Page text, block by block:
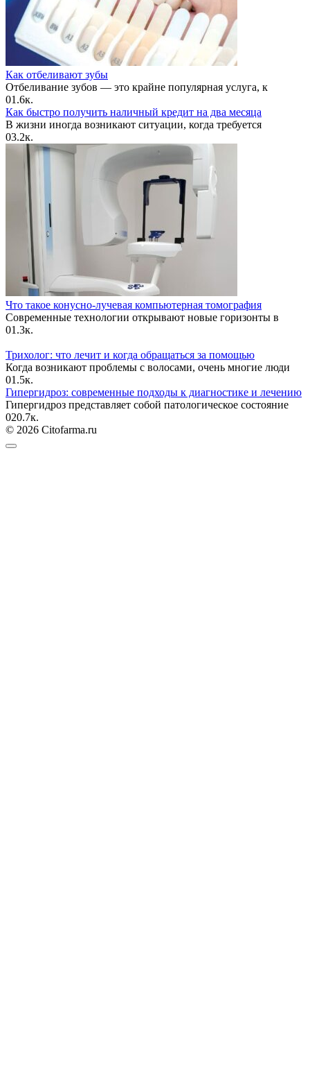
Как отбеливают зубы
Отбеливание зубов — это крайне популярная услуга, к
01.6к.
Как быстро получить наличный кредит на два месяца
В жизни иногда возникают ситуации, когда требуется
03.2к.
Что такое конусно-лучевая компьютерная томография
Современные технологии открывают новые горизонты в
01.3к.
Трихолог: что лечит и когда обращаться за помощью
Когда возникают проблемы с волосами, очень многие люди
01.5к.
Гипергидроз: современные подходы к диагностике и лечению
Гипергидроз представляет собой патологическое состояние
020.7к.
© 2026 Citofarma.ru